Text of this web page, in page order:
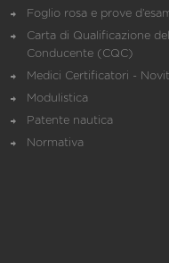
Foglio rosa e prove
Carta di Qualificazione del
Conducente (CQC)
Medici Certificatori -
Modulistica
Patente nautica
Normativa